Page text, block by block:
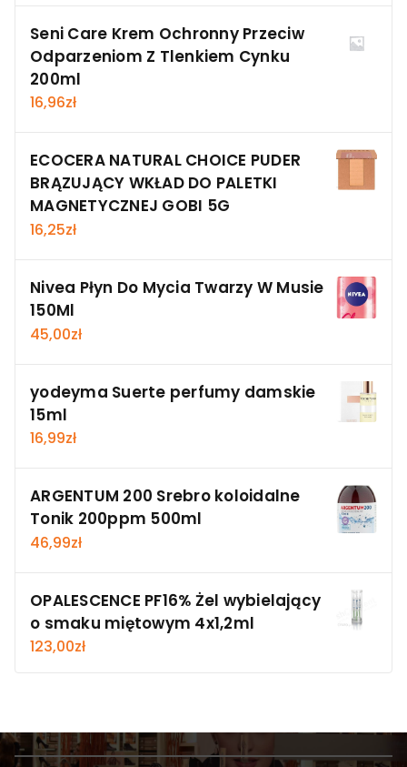
Seni Care Krem Ochronny Przeciw
Odparzeniom Z Tlenkiem Cynku
200ml
16,96zł
ECOCERA NATURAL CHOICE PUDER
BRĄZUJĄCY WKŁAD DO PALETKI
MAGNETYCZNEJ GOBI 5G
16,25zł
Nivea Płyn Do Mycia Twarzy W Musie
150Ml
45,00zł
yodeyma Suerte perfumy damskie
15ml
16,99zł
ARGENTUM 200 Srebro koloidalne
Tonik 200ppm 500ml
46,99zł
OPALESCENCE PF16% Żel wybielający
o smaku miętowym 4x1,2ml
123,00zł